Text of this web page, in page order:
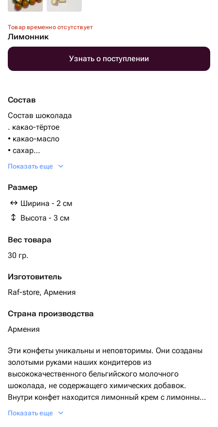
Товар временно отсутствует
Лимонник
Узнать о поступлении
Состав
Состав шоколада
. какао-тёртое
• какао-масло
• сахар
• лецитин (эмульгатор, чаще соевый)
Начинка -лимонный крем с лимонным джемом
Показать еще
Размер
Ширина - 2 см
Высота - 3 см
Вес товара
30 гр.
Изготовитель
Raf-store, Армения
Страна производства
Армения
Эти конфеты уникальны и неповторимы. Они созданы
золотыми руками наших кондитеров из
высококачественного бельгийского молочного
шоколада, не содержащего химических добавок.
Внутри конфет находится лимонный крем с лимонным
джемом, которая дополняет вкус, делая его
Показать еще